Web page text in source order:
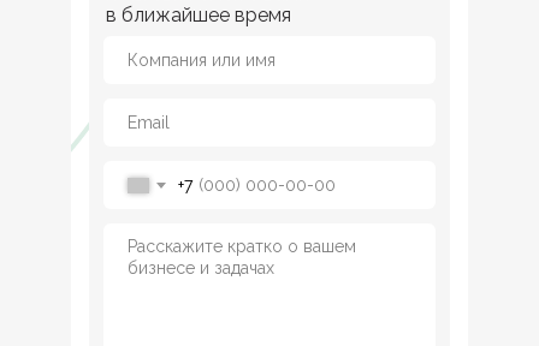
в ближайшее время
+7